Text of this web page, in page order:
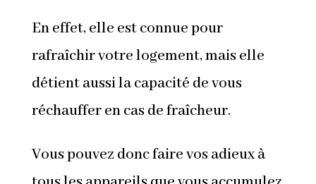
En effet, elle est connue pour
rafraîchir votre logement, mais elle
détient aussi la capacité de vous
réchauffer en cas de fraîcheur.
Vous pouvez donc faire vos adieux à